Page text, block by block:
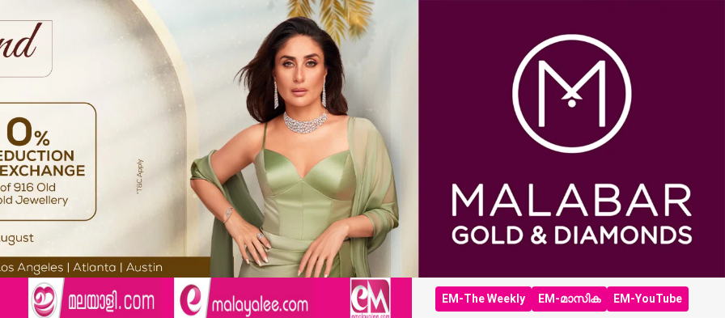
EM-The Weekly EM-മാസിക EM-YouTube